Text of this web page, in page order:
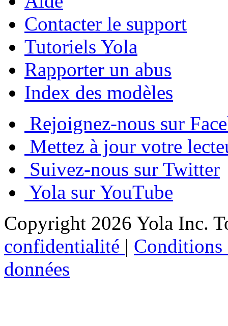
Contacter le support
Tutoriels Yola
Rapporter un abus
Index des modèles
Rejoignez-nous sur
Mettez à jour votre
Suivez-nous sur Twitter
Yola sur YouTube
Copyright 2026 Yola Inc.
confidentialité |
données